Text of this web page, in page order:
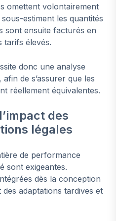
omettent volontairement
estiment les quantités
sont ensuite facturés en
tarifs élevés.
donc une analyse
de s’assurer que les
réellement équivalentes.
des
légales
de performance
sont exigeantes.
dès la conception
adaptations tardives et